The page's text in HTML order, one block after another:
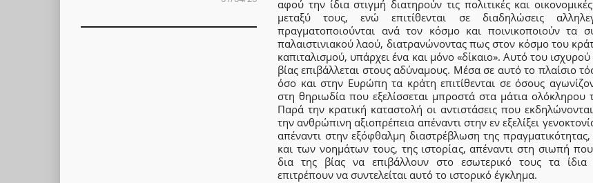
αφού την ίδια στιγμή διατηρούν τις πολιτικές και
μεταξύ τους, ενώ επιτίθενται σε διαδηλώσεις
πραγματοποιούνται ανά τον κόσμο και ποινικοποιούν τα
παλαιστινιακού λαού, διατρανώνοντας πως στον κόσμο του
καπιταλισμού, υπάρχει ένα και μόνο «δίκαιο». Αυτό του
βίας επιβάλλεται στους αδύναμους. Μέσα σε αυτό το πλαίσιο
όσο και στην Ευρώπη τα κράτη επιτίθενται σε όσους
στη θηριωδία που εξελίσσεται μπροστά στα μάτια ολόκληρου
Παρά την κρατική καταστολή οι αντιστάσεις που
την ανθρώπινη αξιοπρέπεια απέναντι στην εν εξελίξει
απέναντι στην εξόφθαλμη διαστρέβλωση της
και των νοημάτων τους, της ιστορίας, απέναντι στη σιωπή που
δια της βίας να επιβάλλουν στο εσωτερικό τους τα
επιτρέπουν να συντελείται αυτό το ιστορικό έγκλημα.